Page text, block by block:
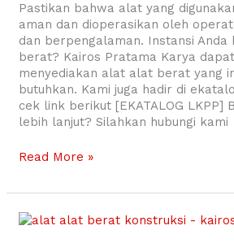
Pastikan bahwa alat yang
aman dan dioperasikan oleh
dan berpengalaman. Instansi Anda
berat? Kairos Pratama Karya
menyediakan alat alat berat yang
butuhkan. Kami juga hadir di
cek link berikut [EKATALOG LKPP]
lebih lanjut? Silahkan hubungi kami
Read More »
Alat-